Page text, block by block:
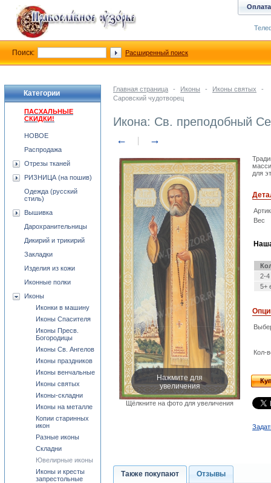
Главная страница - Иконы - Иконы святых
-
Саровский чудотворец
Икона: Св. преподобный
← →
Нажмите для
увеличения
Щёлкните на фото для увеличения
для
Вес
2-4
5+
Кол-
Также покупают Отзывы
Категории
ПАСХАЛЬНЫЕ
СКИДКИ!
НОВОЕ
Распродажа
Отрезы тканей
РИЗНИЦА (на пошив)
Одежда (русский
стиль)
Вышивка
Дарохранительницы
Дикирий и трикирий
Закладки
Изделия из кожи
Иконные полки
Иконы
Иконки в машину
Иконы Спасителя
Иконы Пресв.
Богородицы
Иконы Св. Ангелов
Иконы праздников
Иконы венчальные
Иконы святых
Иконы-складни
Иконы на металле
Копии старинных
икон
Разные иконы
Складни
Ювелирные иконы
Иконы и кресты
запрестольные
Оплата
Поиск: Расширенный поиск